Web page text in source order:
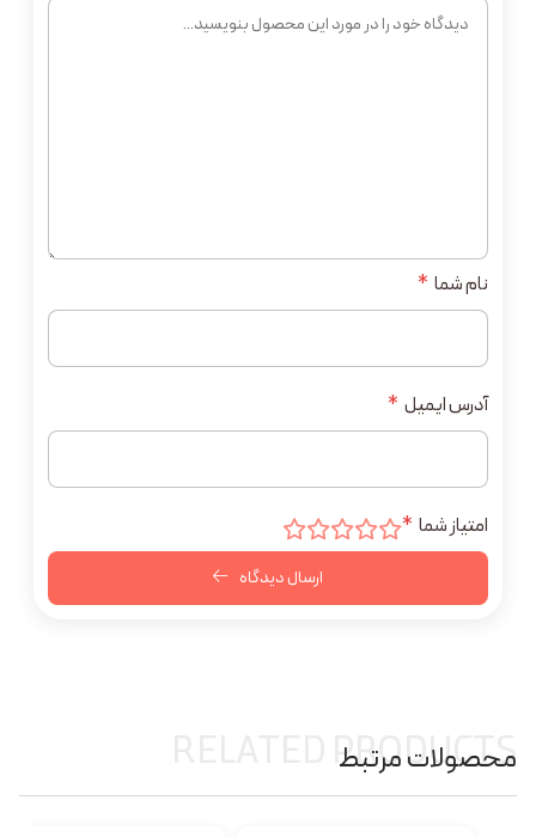
نام شما *
آدرس ایمیل *
امتیاز شما *
ارسال دیدگاه
محصولات مرتبط
RELATED PRODUCTS